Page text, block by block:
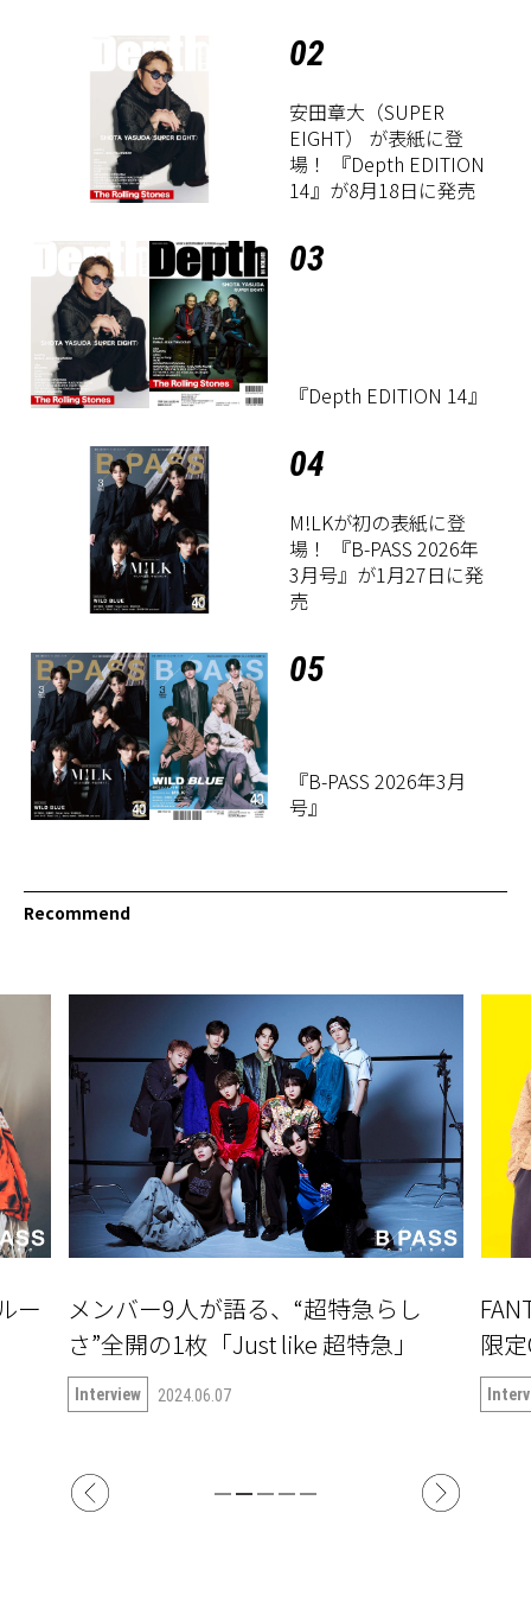
02
安田章大（SUPER
EIGHT） が表紙に登
場！ 『Depth EDITION
14』が8月18日に発売
03
『Depth EDITION 14』
04
M!LKが初の表紙に登
場！ 『B-PASS 2026年
3月号』が1月27日に発
売
05
『B-PASS 2026年3月
号』
Recommend
ー
メンバー9人が語る、“超特急らし
さ”全開の1枚「Just like 超特急」
Interview 2024.06.07
限